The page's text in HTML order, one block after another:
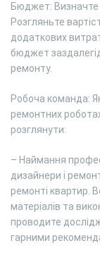
Бюджет: Визначте
Розгляньте
додаткових
бюджет
ремонту.
Робоча команда:
ремонтних
розглянути:
– Наймання
дизайнери і
ремонті квартир.
матеріалів та
проводите
гарними